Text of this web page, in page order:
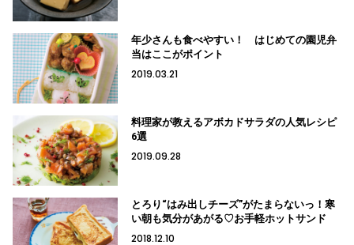
年少さんも食べやすい！ はじめての園児弁
当はここがポイント
2019.03.21
料理家が教えるアボカドサラダの人気レシピ
6選
2019.09.28
とろり“はみ出しチーズ”がたまらないっ！寒
い朝も気分があがる♡お手軽ホットサンド
2018.12.10